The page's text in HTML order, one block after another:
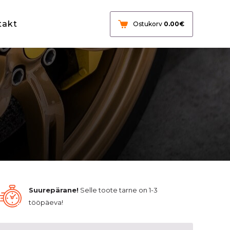
Ostukorv 0.00€
Suurepärane! Selle toote tarne on 1-3
tööpäeva!